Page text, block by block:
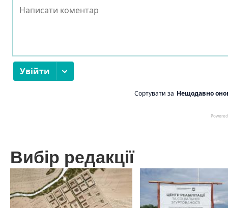
Вибір редакції